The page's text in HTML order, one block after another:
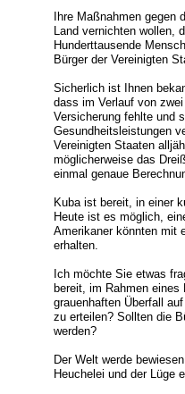
Ihre Maßnahmen gegen
Land vernichten wollen,
Hunderttausende
Bürger der Vereinigten
Sicherlich ist Ihnen
dass im Verlauf von
Versicherung fehlte und
Gesundheitsleistungen
Vereinigten Staaten
möglicherweise das
einmal genaue
Kuba ist bereit, in einer
Heute ist es möglich,
Amerikaner könnten mit
erhalten.
Ich möchte Sie etwas
bereit, im Rahmen eines
grauenhaften Überfall
zu erteilen? Sollten die
werden?
Der Welt werde
Heuchelei und der Lüge